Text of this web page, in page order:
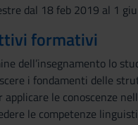
dal 18 feb 2019 al 1
formativi
dell’insegnamento lo
i fondamenti delle
applicare le conoscenze
le competenze